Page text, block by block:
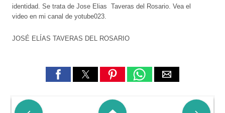
identidad. Se trata de Jose Elias Taveras del Rosario. Vea el
video en mi canal de yotube023.
JOSÉ ELÍAS TAVERAS DEL ROSARIO